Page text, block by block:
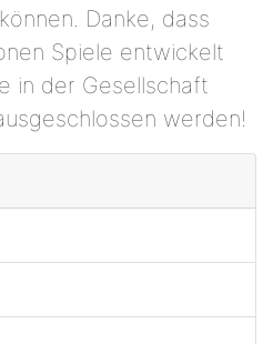
Danke, dass
Spiele entwickelt
in der Gesellschaft
werden!